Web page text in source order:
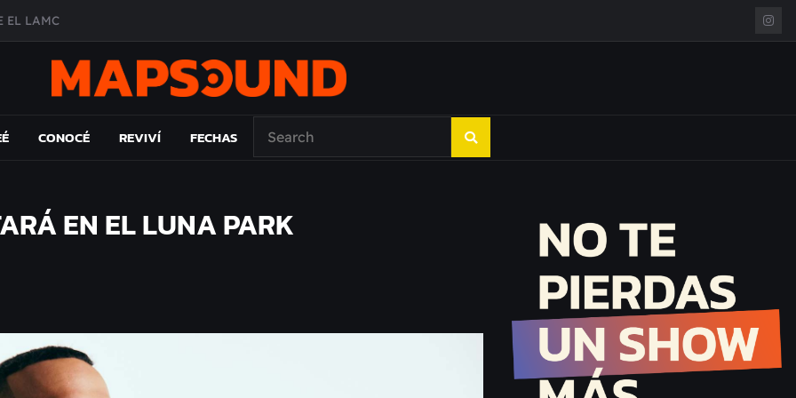
EL LAMC
DE ÉPOCA EN FORMA DE DISCO
CONOCÉ REVIVÍ FECHAS
EN EL LUNA PARK